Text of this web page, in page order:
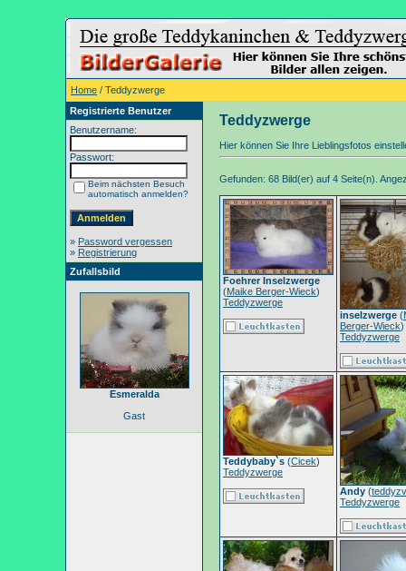
Home / Teddyzwerge
Registrierte Benutzer
Benutzername:
Passwort:
Beim nächsten Besuch
automatisch anmelden?
» Password vergessen
» Registrierung
Zufallsbild
Esmeralda
Gast
Teddyzwerge
Hier können Sie Ihre Lieblingsfotos
Gefunden: 68 Bild(er) auf 4 Seite(n).
Foehrer Inselzwerge
(Maike Berger-Wieck)
Teddyzwerge
inselzwerge (
Berger-Wieck)
Teddyzwerge
Teddybaby`s (Cicek)
Teddyzwerge
Andy (
Teddyzwerge